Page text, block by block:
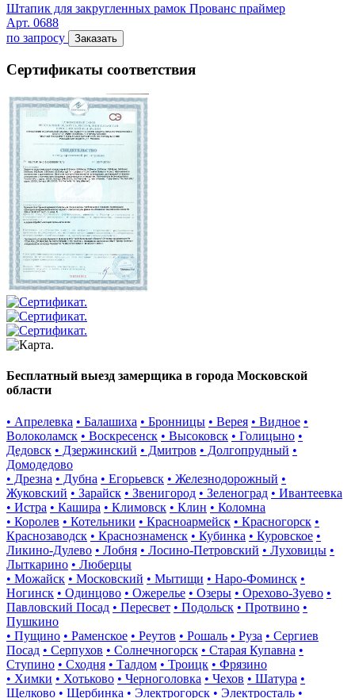
Штапик для закругленных рамок Прованс праймер
Арт. 0688
по запросу
Заказать
Сертификаты соответствия
Бесплатный выезд замерщика в города Московской
области
• Апрелевка • Балашиха • Бронницы • Верея • Видное •
Волоколамск • Воскресенск • Высоковск • Голицыно •
Дедовск • Дзержинский • Дмитров • Долгопрудный •
Домодедово
• Дрезна • Дубна • Егорьевск • Железнодорожный •
Жуковский • Зарайск • Звенигород • Зеленоград • Ивантеевка
• Истра • Кашира • Климовск • Клин • Коломна
• Королев • Котельники • Красноармейск • Красногорск •
Краснозаводск • Краснознаменск • Кубинка • Куровское •
Ликино-Дулево • Лобня • Лосино-Петровский • Луховицы •
Лыткарино • Люберцы
• Можайск • Московский • Мытищи • Наро-Фоминск •
Ногинск • Одинцово • Ожерелье • Озеры • Орехово-Зуево •
Павловский Посад • Пересвет • Подольск • Протвино •
Пушкино
• Пущино • Раменское • Реутов • Рошаль • Руза • Сергиев
Посад • Серпухов • Солнечногорск • Старая Купавна •
Ступино • Сходня • Талдом • Троицк • Фрязино
• Химки • Хотьково • Черноголовка • Чехов • Шатура •
Щелково • Щербинка • Электрогорск • Электросталь •